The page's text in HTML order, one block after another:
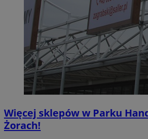
Więcej sklepów w Parku
Żorach!